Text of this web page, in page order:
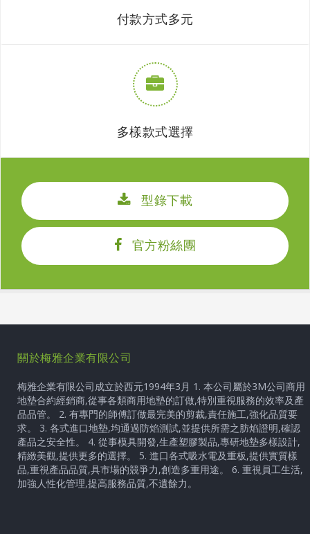
付款方式多元
多樣款式選擇
型錄下載
官方粉絲團
關於梅雅企業有限公司
梅雅企業有限公司成立於西元1994年3月 1. 本公司屬於3M公司商用
地墊合約經銷商,從事各類商用地墊的訂做,特別重視服務的效率及產
品品管。 2. 有專門的師傅訂做最完美的剪裁,責任施工,強化品質要
求。 3. 各式進口地墊,均通過防焰測試,並提供所需之肪焰證明,確認
產品之安全性。 4. 從事模具開發,生產塑膠製品,專研地墊多樣設計,
精緻美觀,提供更多的選擇。 5. 進口各式吸水電及重板,提供實質樣
品,重視產品品質,具市場的競爭力,創造多重用途。 6. 重視員工生活,
加強人性化管理,提高服務品質,不遺餘力。